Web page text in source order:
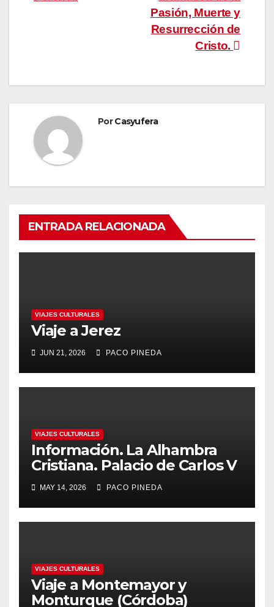
Pasión, Muerte y
Resurrección de
Cristo.
PorCasyufera
ENTRADA RELACIONADA
VIAJES CULTURALES
Viaje a Jerez
JUN 21, 2026 PACO PINEDA
VIAJES CULTURALES
Información. La Alhambra
Cristiana. Palacio de Carlos V
MAY 14, 2026 PACO PINEDA
VIAJES CULTURALES
Viaje a Montemayor y
Monturque (Córdoba)